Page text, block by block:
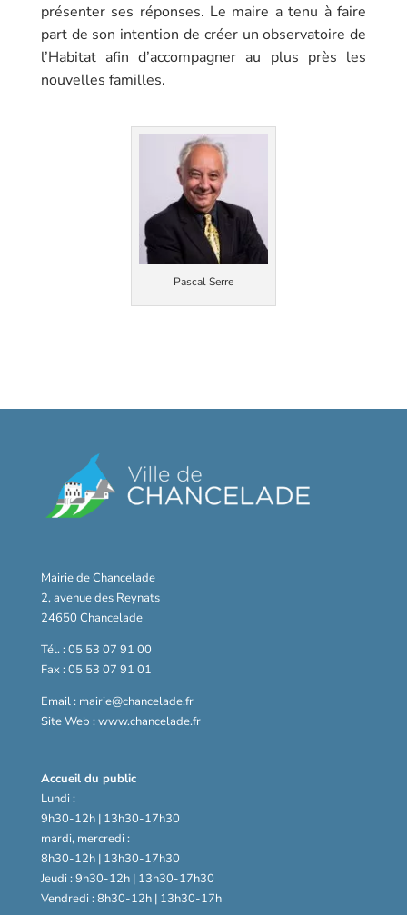
présenter ses réponses. Le maire a tenu à faire
part de son intention de créer un observatoire de
l’Habitat afin d’accompagner au plus près les
nouvelles familles.
Pascal Serre
Mairie de Chancelade
2, avenue des Reynats
24650 Chancelade
Tél. : 05 53 07 91 00
Fax : 05 53 07 91 01
Email : mairie@chancelade.fr
Site Web : www.chancelade.fr
Accueil du public
Lundi :
9h30-12h | 13h30-17h30
mardi, mercredi :
8h30-12h | 13h30-17h30
Jeudi : 9h30-12h | 13h30-17h30
Vendredi : 8h30-12h | 13h30-17h